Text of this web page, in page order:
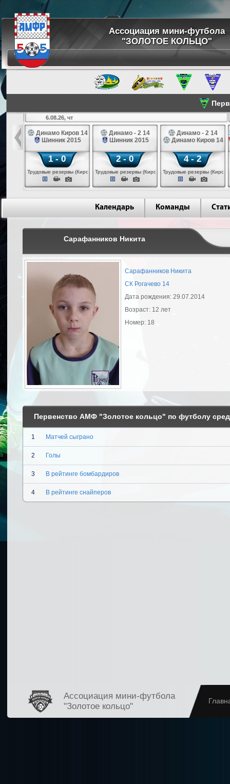
Ассоциация мини-футбола
"ЗОЛОТОЕ КОЛЬЦО"
14
6.08.26, чт
Динамо Киров 14
Шинник 2015
1 - 0
Трудовые резервы (Киров)
Динамо - 2 14
Шинник 2015
2 - 0
Трудовые резервы (Киров)
Динамо - 2 14
Динамо Киров 14
4 - 2
Трудовые резервы (Киров)
Календарь Команды
Сарафанников Никита
Сарафанников Никита
СК Рогачево 14
Дата рождения: 29.07.2014
Возраст: 12 лет
Номер: 18
Первенство АМФ "Золотое кольцо" по футболу
1 Матчей сыграно
2 Голы
3 В рейтинге бомбардиров
4 В рейтинге снайперов
Ассоциация мини-футбола
"Золотое кольцо"